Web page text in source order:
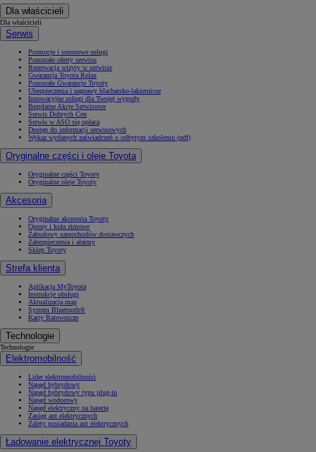
Dla właścicieli
Dla właścicieli
Serwis
Promocje i sezonowe usługi
Pozostałe oferty serwisu
Rezerwacja wizyty w serwisie
Gwarancja Toyota Relax
Pozostałe Gwarancje Toyoty
Ubezpieczenia i naprawy blacharsko-lakiernicze
Innowacyjne usługi dla Twojej wygody
Bezpłatne Akcje Serwisowe
Serwis Dobrych Cen
Serwis w ASO się opłaca
Dostęp do informacji serwisowych
Wykaz wydanych zaświadczeń o odbytym szkoleniu (pdf)
Oryginalne części i oleje Toyota
Oryginalne części Toyoty
Oryginalne oleje Toyoty
Akcesoria
Oryginalne akcesoria Toyoty
Opony i koła zimowe
Zabudowy samochodów dostawczych
Zabezpieczenia i alarmy
Sklep Toyoty
Strefa klienta
Aplikacja MyToyota
Instrukcje obsługi
Aktualizacja map
System Bluetooth®
Karty Ratownicze
Technologie
Technologie
Elektromobilność
Lider elektromobilności
Napęd hybrydowy
Napęd hybrydowy typu plug-in
Napęd wodorowy
Napęd elektryczny na baterię
Zasięg aut elektrycznych
Zalety posiadania aut elektrycznych
Ładowanie elektrycznej Toyoty